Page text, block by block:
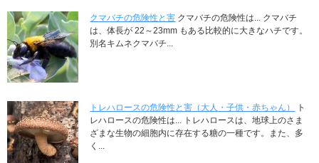
クマバチの危険性と害 クマバチの危険性は... クマバチ
は、体長が 22～23mm もある比較的に大きなハチです。
別名キムネクマバチ...
トレハロースの危険性と害（大人・子供・赤ちゃん）
ト
レハロースの危険性は... トレハロースは、地球上のさま
ざまな生物の細胞内に存在する糖の一種です。また、多
く...